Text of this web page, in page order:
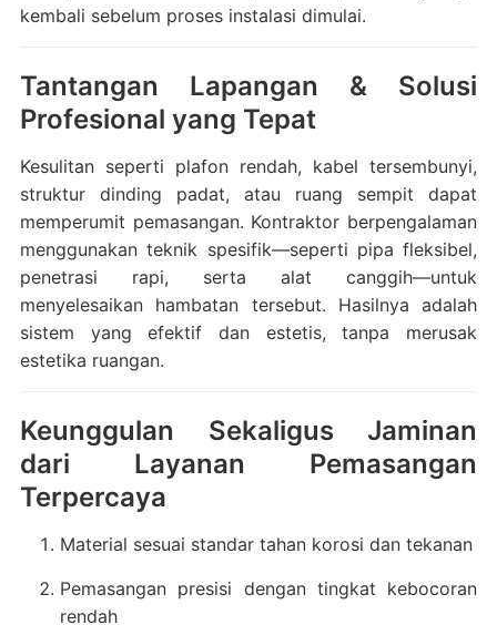
kembali sebelum proses instalasi dimulai.
Tantangan Lapangan & Solusi
Profesional yang Tepat
Kesulitan seperti plafon rendah, kabel tersembunyi,
struktur dinding padat, atau ruang sempit dapat
memperumit pemasangan. Kontraktor berpengalaman
menggunakan teknik spesifik—seperti pipa fleksibel,
penetrasi rapi, serta alat canggih—untuk
menyelesaikan hambatan tersebut. Hasilnya adalah
sistem yang efektif dan estetis, tanpa merusak
estetika ruangan.
Keunggulan Sekaligus Jaminan
dari Layanan Pemasangan
Terpercaya
Material sesuai standar tahan korosi dan tekanan
Pemasangan presisi dengan tingkat kebocoran
rendah